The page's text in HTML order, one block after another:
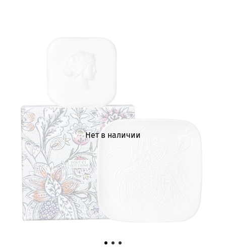
Нет в наличии